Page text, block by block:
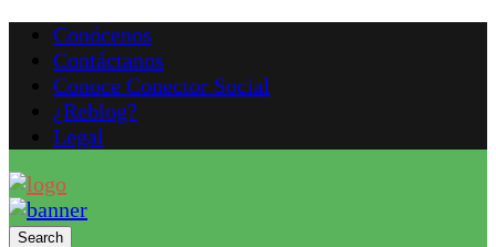
Conócenos
Contáctanos
Conoce Conector Social
¿Reblog?
Legal
Search